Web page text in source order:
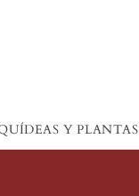
Y PLANTAS